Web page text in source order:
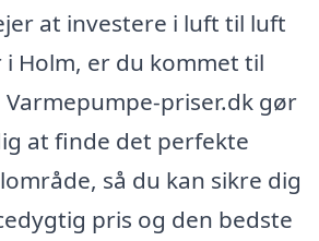
at investere i luft til luft
Holm, er du kommet til
priser.dk gør
at finde det perfekte
så du kan sikre dig
pris og den bedste